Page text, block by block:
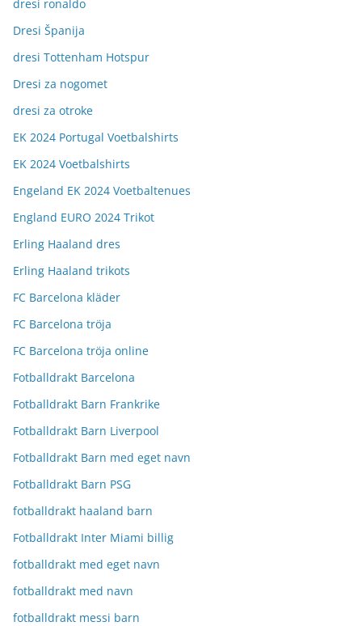
dresi ronaldo
Dresi Španija
dresi Tottenham Hotspur
Dresi za nogomet
dresi za otroke
EK 2024 Portugal Voetbalshirts
EK 2024 Voetbalshirts
Engeland EK 2024 Voetbaltenues
England EURO 2024 Trikot
Erling Haaland dres
Erling Haaland trikots
FC Barcelona kläder
FC Barcelona tröja
FC Barcelona tröja online
Fotballdrakt Barcelona
Fotballdrakt Barn Frankrike
Fotballdrakt Barn Liverpool
Fotballdrakt Barn med eget navn
Fotballdrakt Barn PSG
fotballdrakt haaland barn
Fotballdrakt Inter Miami billig
fotballdrakt med eget navn
fotballdrakt med navn
fotballdrakt messi barn